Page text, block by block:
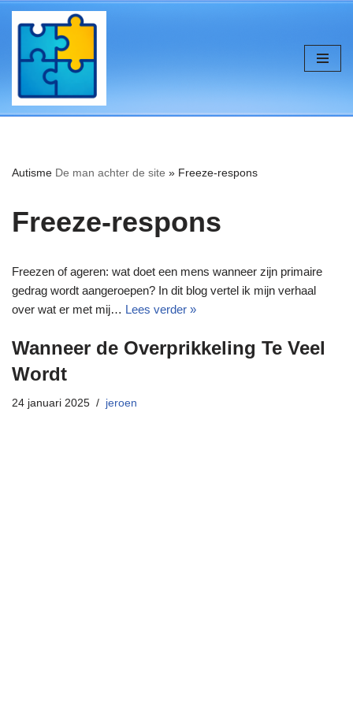
de
inhoud
naar
inhoud
Autisme De man achter de site » Freeze-respons
Freeze-respons
Freezen of ageren: wat doet een mens wanneer zijn primaire
gedrag wordt aangeroepen? In dit blog vertel ik mijn verhaal
over wat er met mij… Lees verder »
Wanneer de Overprikkeling Te Veel
Wordt
24 januari 2025 jeroen